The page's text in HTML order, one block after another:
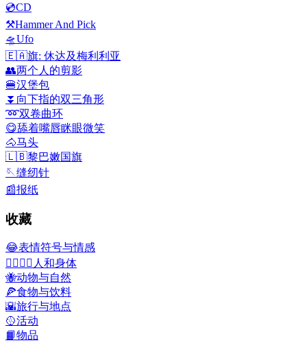
💿CD
⚒️Hammer And Pick
🛸Ufo
🇪🇦旗: 休达及梅利利亚
👥两个人的剪影
🍔汉堡包
⏬ 向下指的双三角形
➿双卷曲环
😋舔着嘴唇眯眼微笑
🐴马头
🇱🇧黎巴嫩国旗
🪡缝纫针
📰报纸
收藏
😂表情符号与情感
👩‍❤️‍💋‍👨 人和身体
🐝动物与自然
🍕食物与饮料
🌇旅行与地点
🥎活动
📙物品